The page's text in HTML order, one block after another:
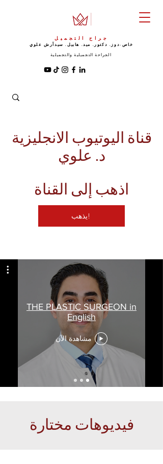
جراح التجميل
خاص-دوز. دكتور. ميد. هابيل. سيدآرش علوي
الجراحة التجميلية والتجميلية
قناة اليوتيوب الانجليزية
د. علوي
اذهب إلى القناة
يذهب!
THE PLASTIC SURGEON in
English
مشاهدة الآن
فيديوهات مختارة